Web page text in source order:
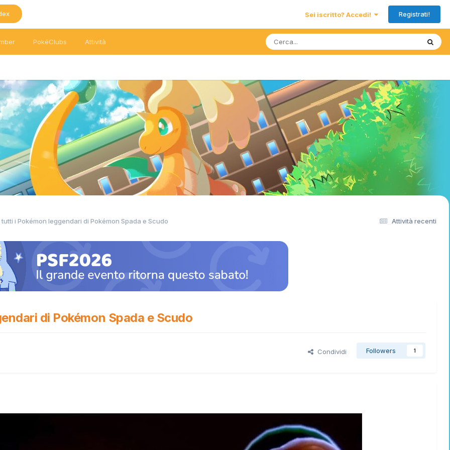
Sei iscritto? Accedi! Registrati!
PokéClubs Attività
Attività recenti
i Pokémon leggendari di Pokémon Spada e Scudo
di Pokémon Spada e Scudo
Condividi Followers 1